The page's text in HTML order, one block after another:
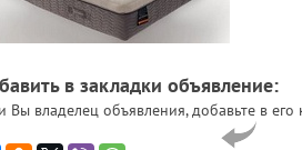
в закладки объявление:
Вы владелец объявления, добавьте в